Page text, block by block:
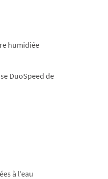
humidiée
DuoSpeed de
à l’eau